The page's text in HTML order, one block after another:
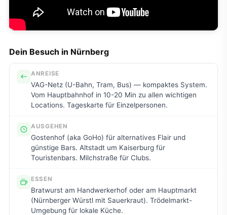
Dein Besuch in Nürnberg
ANREISE
VAG-Netz (U-Bahn, Tram, Bus) — kompaktes System.
Vom Hauptbahnhof in 10-20 Min zu allen wichtigen
Locations. Tageskarte für Einzelpersonen.
AUSGEHEN
Gostenhof (aka GoHo) für alternatives Flair und
günstige Bars. Altstadt um Kaiserburg für
Touristenbars. Milchstraße für Clubs.
ESSEN
Bratwurst am Handwerkerhof oder am Hauptmarkt
(Nürnberger Würstl mit Sauerkraut). Trödelmarkt-
Umgebung für lokale Küche.